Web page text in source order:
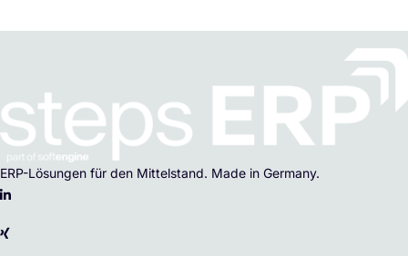
ERP-Lösungen für den Mittelstand. Made in Germany.